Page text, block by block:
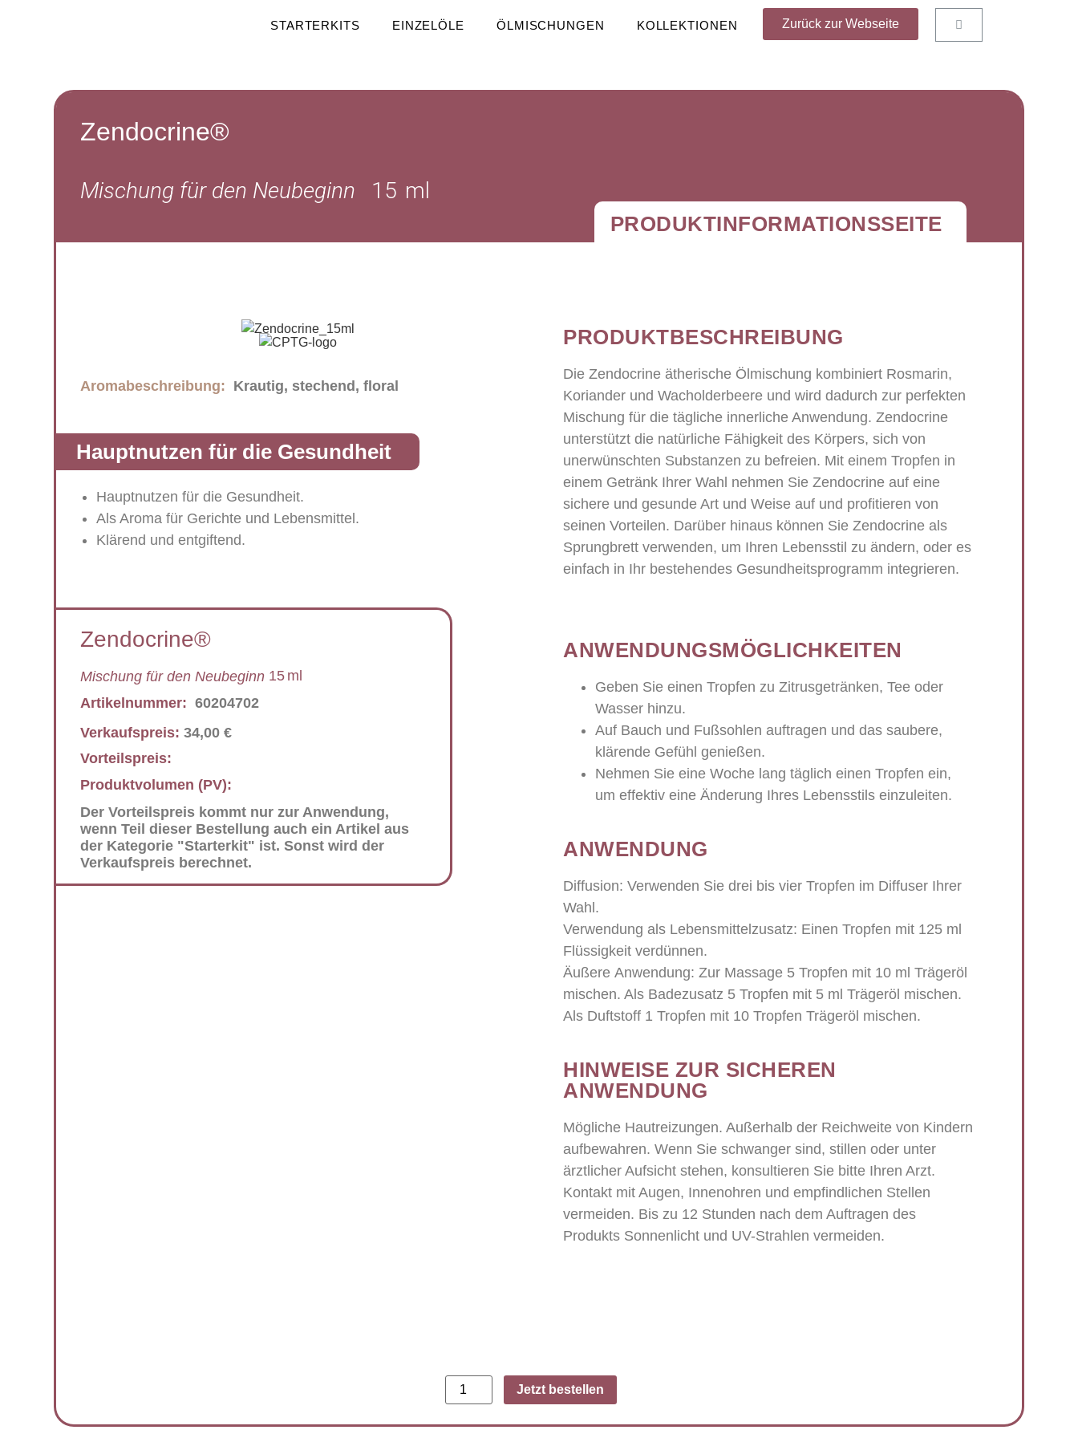
STARTERKITS EINZELÖLE ÖLMISCHUNGEN KOLLEKTIONEN Zurück zur Webseite
Zendocrine®
Mischung für den Neubeginn 15 ml
PRODUKTINFORMATIONSSEITE
Aromabeschreibung: Krautig, stechend, floral
Hauptnutzen für die Gesundheit
Hauptnutzen für die Gesundheit.
Als Aroma für Gerichte und Lebensmittel.
Klärend und entgiftend.
Zendocrine®
Mischung für den Neubeginn 15 ml
Artikelnummer: 60204702
Verkaufspreis: 34,00€
Vorteilspreis:
Produktvolumen (PV):
Der Vorteilspreis kommt nur zur Anwendung,
wenn Teil dieser Bestellung auch ein Artikel aus
der Kategorie "Starterkit" ist. Sonst wird der
Verkaufspreis berechnet.
PRODUKTBESCHREIBUNG
Die Zendocrine ätherische Ölmischung kombiniert Rosmarin,
Koriander und Wacholderbeere und wird dadurch zur perfekten
Mischung für die tägliche innerliche Anwendung. Zendocrine
unterstützt die natürliche Fähigkeit des Körpers, sich von
unerwünschten Substanzen zu befreien. Mit einem Tropfen in
einem Getränk Ihrer Wahl nehmen Sie Zendocrine auf eine
sichere und gesunde Art und Weise auf und profitieren von
seinen Vorteilen. Darüber hinaus können Sie Zendocrine als
Sprungbrett verwenden, um Ihren Lebensstil zu ändern, oder es
einfach in Ihr bestehendes Gesundheitsprogramm integrieren.
ANWENDUNGSMÖGLICHKEITEN
Geben Sie einen Tropfen zu Zitrusgetränken, Tee oder
Wasser hinzu.
Auf Bauch und Fußsohlen auftragen und das saubere,
klärende Gefühl genießen.
Nehmen Sie eine Woche lang täglich einen Tropfen ein,
um effektiv eine Änderung Ihres Lebensstils einzuleiten.
ANWENDUNG
Diffusion: Verwenden Sie drei bis vier Tropfen im Diffuser Ihrer
Wahl.
Verwendung als Lebensmittelzusatz: Einen Tropfen mit 125 ml
Flüssigkeit verdünnen.
Äußere Anwendung: Zur Massage 5 Tropfen mit 10 ml Trägeröl
mischen. Als Badezusatz 5 Tropfen mit 5 ml Trägeröl mischen.
Als Duftstoff 1 Tropfen mit 10 Tropfen Trägeröl mischen.
HINWEISE ZUR SICHEREN
ANWENDUNG
Mögliche Hautreizungen. Außerhalb der Reichweite von Kindern
aufbewahren. Wenn Sie schwanger sind, stillen oder unter
ärztlicher Aufsicht stehen, konsultieren Sie bitte Ihren Arzt.
Kontakt mit Augen, Innenohren und empfindlichen Stellen
vermeiden. Bis zu 12 Stunden nach dem Auftragen des
Produkts Sonnenlicht und UV-Strahlen vermeiden.
Jetzt bestellen